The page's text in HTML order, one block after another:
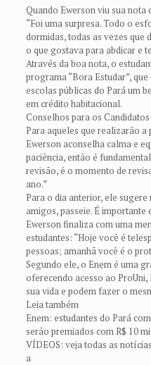
Quando Ewerson viu sua nota
“Foi uma surpresa. Todo o
dormidas, todas as vezes que
o que gostava para abdicar e
Através da boa nota, o
programa “Bora Estudar”,
escolas públicas do Pará um
em crédito habitacional.
Conselhos para os
Para aqueles que realizarão
Ewerson aconselha calma e
paciência, então é
revisão, é o momento de
ano.”
Para o dia anterior, ele sugere
amigos, passeie. É importante
Ewerson finaliza com uma
estudantes: “Hoje você é
pessoas; amanhã você é o
Segundo ele, o Enem é uma
oferecendo acesso ao
sua vida e podem fazer o
Leia também
Enem: estudantes do Pará
serão premiados com R$ 10
VÍDEOS: veja todas as
a